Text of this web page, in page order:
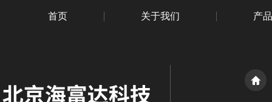
首页 关于我们 产